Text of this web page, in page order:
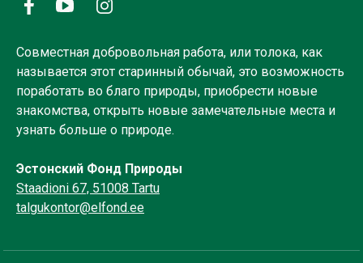
Совместная добровольная работа, или толока, как
называется этот старинный обычай, это возможность
поработать во благо природы, приобрести новые
знакомства, открыть новые замечательные места и
узнать больше о природе.
Эстонский Фонд Природы
Staadioni 67, 51008 Tartu
talgukontor@elfond.ee